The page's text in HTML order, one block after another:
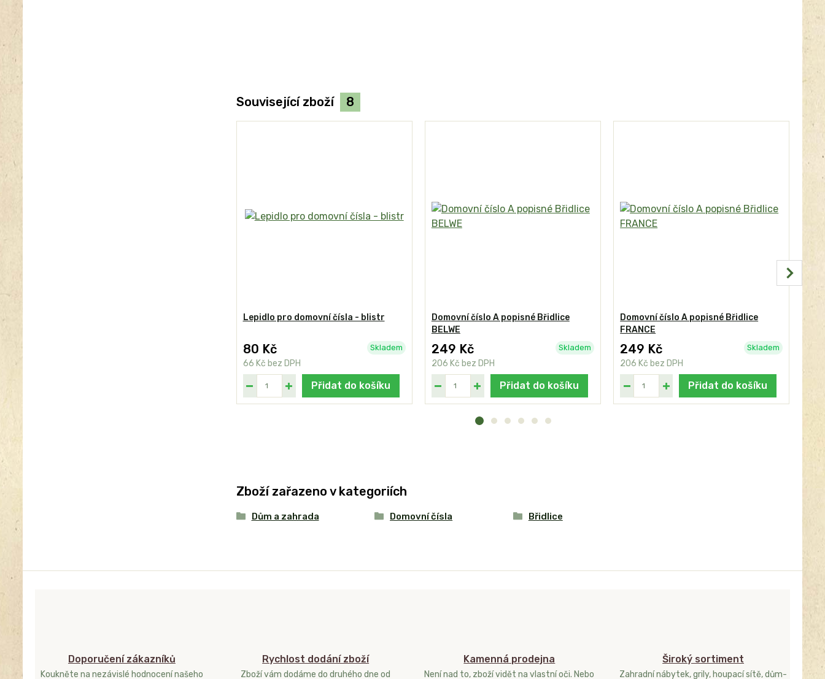
Související zboží 8
Lepidlo pro domovní čísla - blistr
80 Kč
66 Kč bez DPH
Skladem
Přidat do košíku
Domovní číslo A popisné Břidlice
BELWE
249 Kč
206 Kč bez DPH
Skladem
Přidat do košíku
Domovní číslo A popisné Břidlice
FRANCE
249 Kč
206 Kč bez DPH
Skladem
Přidat do košíku
Zboží zařazeno v kategoriích
Dům a zahrada Domovní čísla Břidlice
Doporučení zákazníků
Koukněte na nezávislé hodnocení našeho
Rychlost dodání zboží
Zboží vám dodáme do druhého dne od
Kamenná prodejna
Není nad to, zboží vidět na vlastní oči. Nebo
Široký sortiment
Zahradní nábytek, grily, houpací sítě, dům-